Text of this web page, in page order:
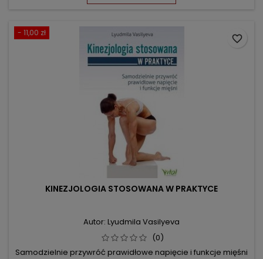
- 11,00 zł
KINEZJOLOGIA STOSOWANA W PRAKTYCE
Autor: Lyudmila Vasilyeva
(0)
Samodzielnie przywróć prawidłowe napięcie i funkcje mięśni
favorite_border